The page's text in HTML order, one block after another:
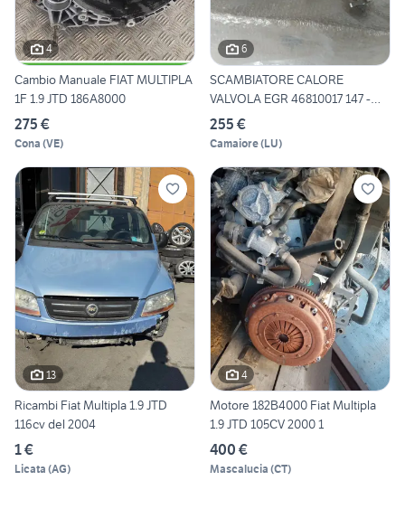
4
Cambio Manuale FIAT MULTIPLA
1F 1.9 JTD 186A8000
275 €
Cona (VE)
6
SCAMBIATORE CALORE
VALVOLA EGR 46810017 147 -
BRAV
255 €
Camaiore(LU)
13
Ricambi Fiat Multipla 1.9 JTD
116cv del 2004
1 €
Licata (AG)
4
Motore 182B4000 Fiat Multipla
1.9 JTD 105CV 2000 1
400 €
Mascalucia (CT)